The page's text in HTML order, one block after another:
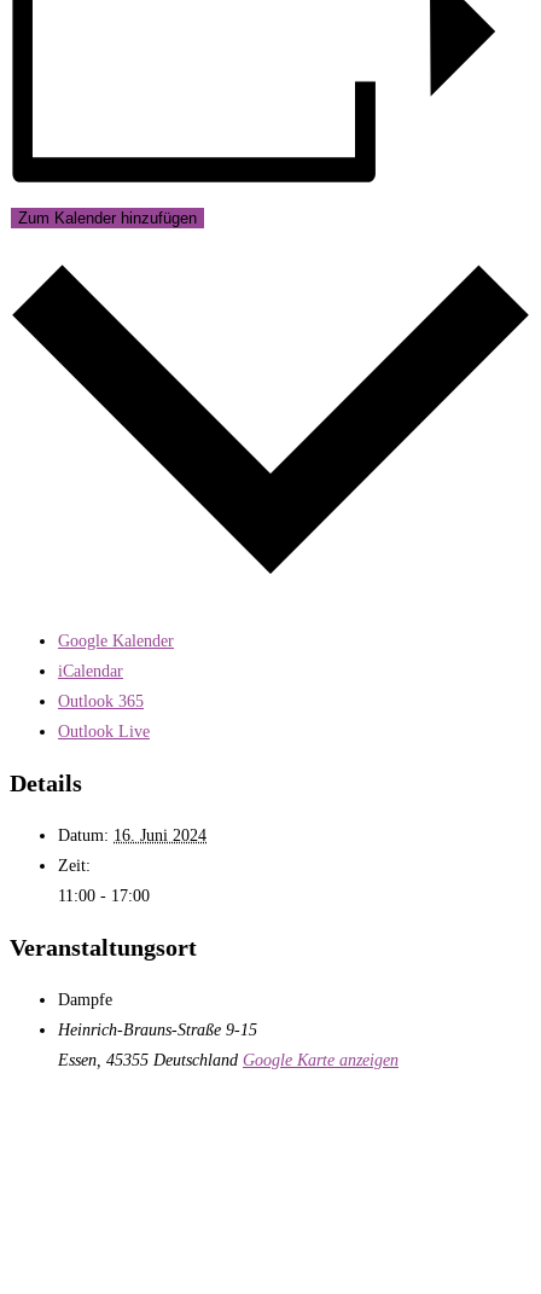
Zum Kalender hinzufügen
Google Kalender
iCalendar
Outlook 365
Outlook Live
Details
Datum: 16. Juni 2024
Zeit:
11:00 - 17:00
Veranstaltungsort
Dampfe
Heinrich-Brauns-Straße 9-15
Essen 45355 Deutschland Google Karte anzeigen